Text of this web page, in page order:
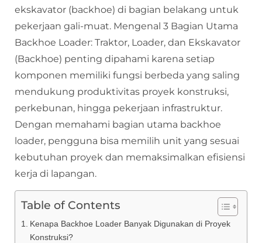
ekskavator (backhoe) di bagian belakang untuk
pekerjaan gali-muat. Mengenal 3 Bagian Utama
Backhoe Loader: Traktor, Loader, dan Ekskavator
(Backhoe) penting dipahami karena setiap
komponen memiliki fungsi berbeda yang saling
mendukung produktivitas proyek konstruksi,
perkebunan, hingga pekerjaan infrastruktur.
Dengan memahami bagian utama backhoe
loader, pengguna bisa memilih unit yang sesuai
kebutuhan proyek dan memaksimalkan efisiensi
kerja di lapangan.
Table of Contents
Kenapa Backhoe Loader Banyak Digunakan di Proyek
Konstruksi?